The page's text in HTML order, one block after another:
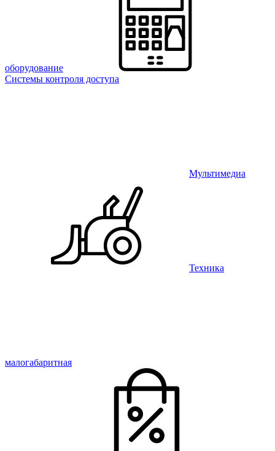
оборудование
Системы контроля доступа
Мультимедиа
Техника
малогабаритная